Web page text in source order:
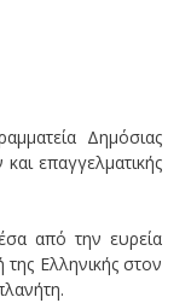
Δημόσιας
επαγγελματικής
από την ευρεία
Ελληνικής στον